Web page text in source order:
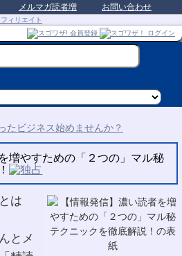
メルマガ読者増 お問い合わせ
増やすための「２つの」マル秘
は
とメ